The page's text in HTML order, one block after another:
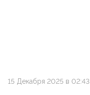
15 Декабря 2025 в 02:43